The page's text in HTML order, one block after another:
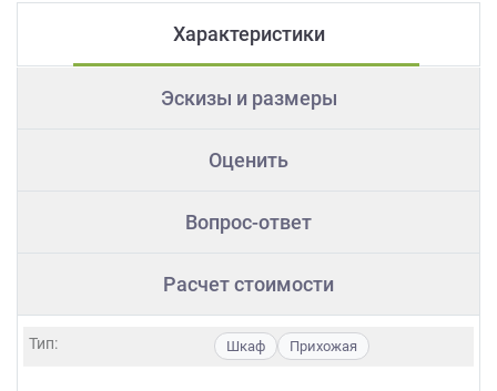
Характеристики
Эскизы и размеры
Оценить
Вопрос-ответ
Расчет стоимости
Тип: Шкаф Прихожая